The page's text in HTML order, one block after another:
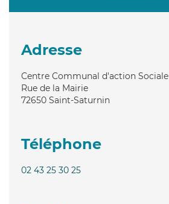
Adresse
Centre Communal d'action Sociale
Rue de la Mairie
72650 Saint-Saturnin
Téléphone
02 43 25 30 25